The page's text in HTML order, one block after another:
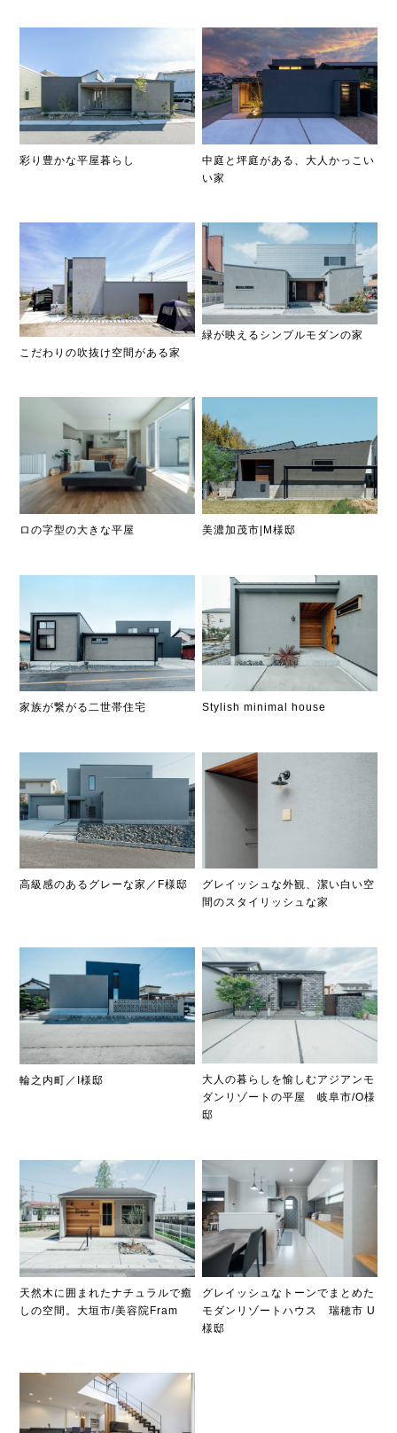
彩り豊かな平屋暮らし
中庭と坪庭がある、大人かっこい
い家
こだわりの吹抜け空間がある家
緑が映えるシンプルモダンの家
ロの字型の大きな平屋 美濃加茂市|M様邸
家族が繋がる二世帯住宅 Stylish minimal house
高級感のあるグレーな家／F様邸
グレイッシュな外観、潔い白い空
間のスタイリッシュな家
輪之内町／I様邸
大人の暮らしを愉しむアジアンモ
ダンリゾートの平屋 岐阜市/O様
邸
天然木に囲まれたナチュラルで癒
しの空間。大垣市/美容院Fram
グレイッシュなトーンでまとめた
モダンリゾートハウス 瑞穂市 U
様邸